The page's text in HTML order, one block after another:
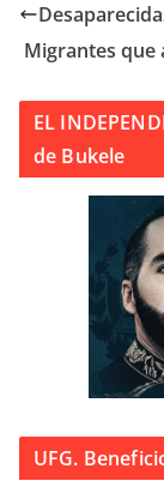
Migrantes que
EL
de Bukele
UFG.